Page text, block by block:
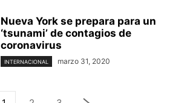
Nueva York se prepara para un
‘tsunami’ de contagios de
coronavirus
INTERNACIONAL marzo 31, 2020